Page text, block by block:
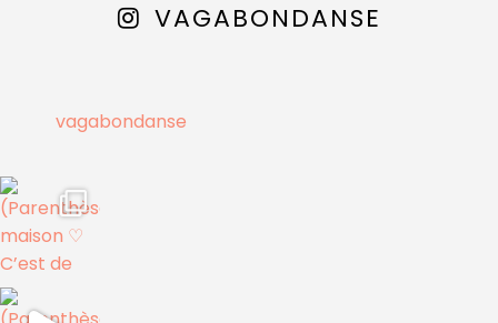
VAGABONDANSE
vagabondanse